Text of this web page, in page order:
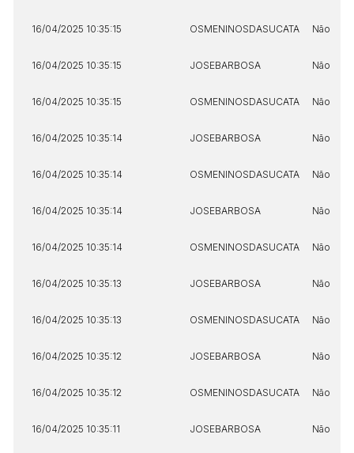
16/04/2025 10:35:15 OSMENINOSDASUCATA Não
16/04/2025 10:35:15 JOSEBARBOSA Não
16/04/2025 10:35:15 OSMENINOSDASUCATA Não
16/04/2025 10:35:14 JOSEBARBOSA Não
16/04/2025 10:35:14 OSMENINOSDASUCATA Não
16/04/2025 10:35:14 JOSEBARBOSA Não
16/04/2025 10:35:14 OSMENINOSDASUCATA Não
16/04/2025 10:35:13 JOSEBARBOSA Não
16/04/2025 10:35:13 OSMENINOSDASUCATA Não
16/04/2025 10:35:12 JOSEBARBOSA Não
16/04/2025 10:35:12 OSMENINOSDASUCATA Não
16/04/2025 10:35:11 JOSEBARBOSA Não